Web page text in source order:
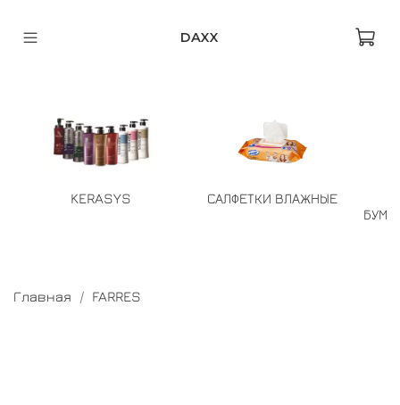
DAXX
KERASYS
САЛФЕТКИ ВЛАЖНЫЕ
Главная FARRES